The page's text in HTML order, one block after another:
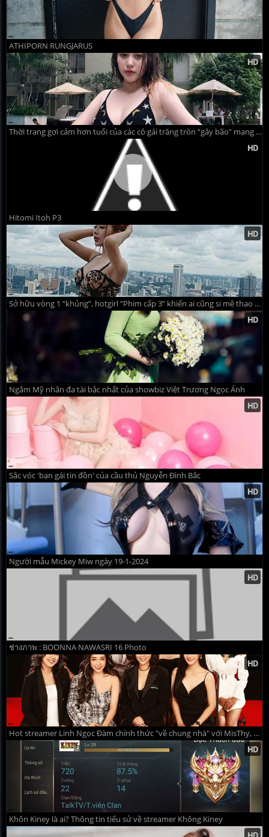
ATHIPORN RUNGJARUS
Thời trang gợi cảm hơn tuổi của các cô gái trăng tròn “gây bão” mạng Việt hiện nay
Hitomi Itoh P3
Sở hữu vòng 1 “khủng”, hotgirl “Phim cấp 3” khiến ai cũng si mê thao thức
Ngắm Mỹ nhân đa tài bậc nhất của showbiz Việt Trương Ngọc Ánh
Sắc vóc 'bạn gái tin đồn' của cầu thủ Nguyễn Đình Bắc
Người mẫu Mickey Miw ngày 19-1-2024
ช่างภาพ : BOONNA NAWASRI 16 Photo
Hot streamer Linh Ngọc Đàm chính thức "về chung nhà" với MisThy, PewPew
Khôn Kiney là ai? Thông tin tiểu sử về streamer Không Kiney